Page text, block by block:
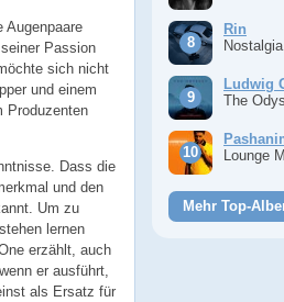
Augenpaare
Passion
sich nicht
und einem
Produzenten
Dass die
und den
Um zu
lernen
erzählt, auch
er ausführt,
als Ersatz für
Rin
Nostalgia
Ludwig
The
Lounge
Mehr Top-